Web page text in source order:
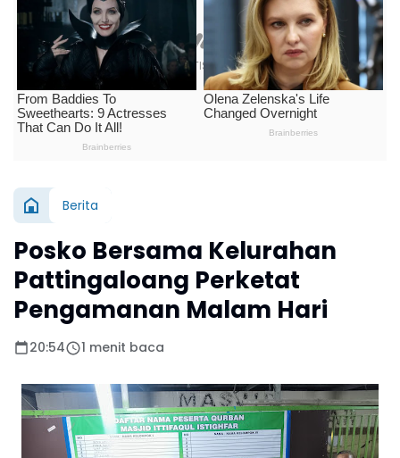
Berita
Posko Bersama Kelurahan
Pattingaloang Perketat
Pengamanan Malam Hari
20:54 1 menit baca